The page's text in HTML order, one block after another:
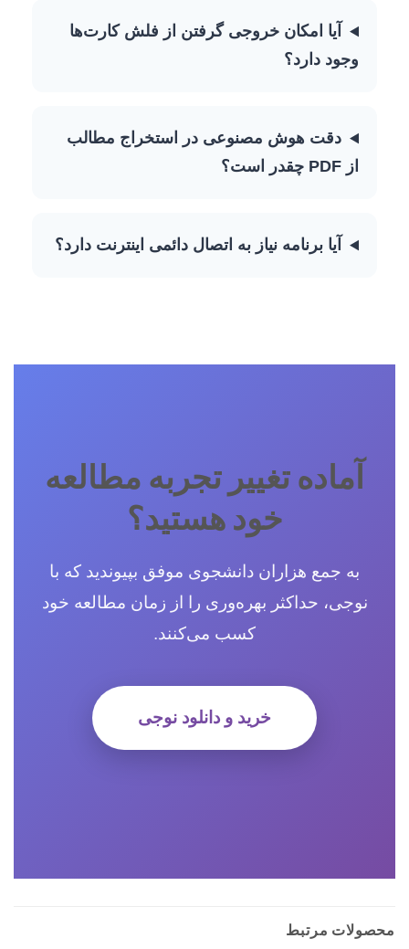
آیا امکان خروجی گرفتن از فلش کارت‌ها
وجود دارد؟
دقت هوش مصنوعی در استخراج مطالب
از PDF چقدر است؟
آیا برنامه نیاز به اتصال دائمی اینترنت دارد؟
آماده تغییر تجربه مطالعه
خود هستید؟
به جمع هزاران دانشجوی موفق بپیوندید که با
نوجی، حداکثر بهره‌وری را از زمان مطالعه خود
کسب می‌کنند.
خرید و دانلود نوجی
محصولات مرتبط